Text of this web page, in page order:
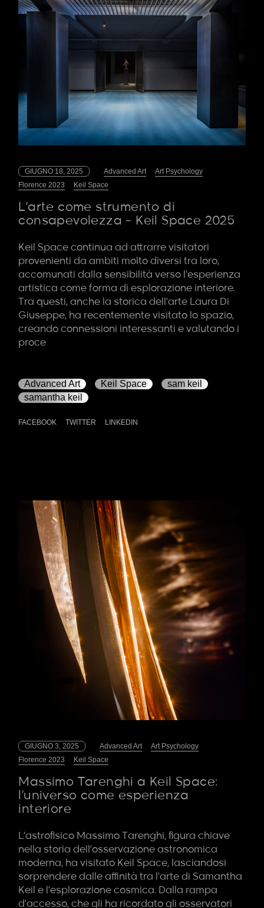
GIUGNO 18, 2025 Advanced Art
Art Psychology
Florence 2023
Keil Space
L’arte come strumento di
consapevolezza – Keil Space 2025
Keil Space continua ad attrarre visitatori
provenienti da ambiti molto diversi tra loro,
accomunati dalla sensibilità verso l’esperienza
artistica come forma di esplorazione interiore.
Tra questi, anche la storica dell’arte Laura Di
Giuseppe, ha recentemente visitato lo spazio,
creando connessioni interessanti e valutando i
proce
Advanced Art Keil Space
sam keil
samantha keil
FACEBOOK TWITTER LINKEDIN
GIUGNO 3, 2025 Advanced Art
Art Psychology
Florence 2023
Keil Space
Massimo Tarenghi a Keil Space:
l’universo come esperienza
interiore
L’astrofisico Massimo Tarenghi, figura chiave
nella storia dell’osservazione astronomica
moderna, ha visitato Keil Space, lasciandosi
sorprendere dalle affinità tra l’arte di Samantha
Keil e l’esplorazione cosmica. Dalla rampa
d’accesso, che gli ha ricordato gli osservatori